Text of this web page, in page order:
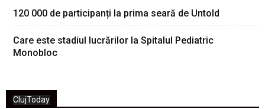
120 000 de participanți la prima seară de Untold
Care este stadiul lucrărilor la Spitalul Pediatric
Monobloc
ClujToday